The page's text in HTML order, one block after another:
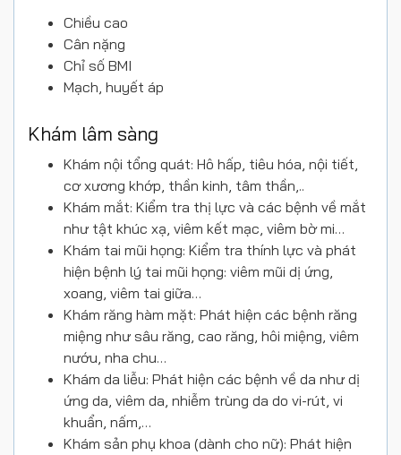
Chiều cao
Cân nặng
Chỉ số BMI
Mạch, huyết áp
Khám lâm sàng
Khám nội tổng quát: Hô hấp, tiêu hóa, nội tiết,
cơ xương khớp, thần kinh, tâm thần,..
Khám mắt: Kiểm tra thị lực và các bệnh về mắt
như tật khúc xạ, viêm kết mạc, viêm bờ mi…
Khám tai mũi họng: Kiểm tra thính lực và phát
hiện bệnh lý tai mũi họng: viêm mũi dị ứng,
xoang, viêm tai giữa…
Khám răng hàm mặt: Phát hiện các bệnh răng
miệng như sâu răng, cao răng, hôi miệng, viêm
nướu, nha chu…
Khám da liễu: Phát hiện các bệnh về da như dị
ứng da, viêm da, nhiễm trùng da do vi-rút, vi
khuẩn, nấm,…
Khám sản phụ khoa (dành cho nữ): Phát hiện